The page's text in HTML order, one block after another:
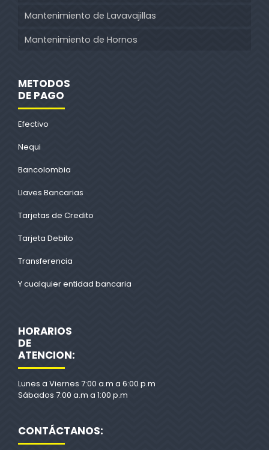
Mantenimiento de Lavavajillas
Mantenimiento de Hornos
METODOS
DE PAGO
Efectivo
Nequi
Bancolombia
Llaves Bancarias
Tarjetas de Credito
Tarjeta Debito
Transferencia
Y cualquier entidad bancaria
HORARIOS
DE
ATENCION:
Lunes a Viernes 7:00 a.m a 6:00 p.m
Sábados 7:00 a.m a 1:00 p.m
CONTÁCTANOS: